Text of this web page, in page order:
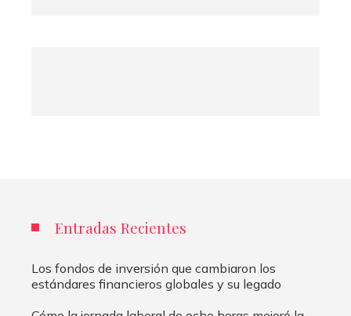
Entradas Recientes
Los fondos de inversión que cambiaron los
estándares financieros globales y su legado